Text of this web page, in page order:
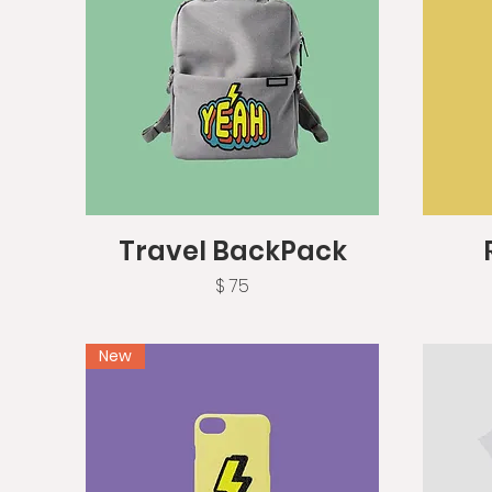
Vista rápida
Travel BackPack
Precio
$ 75
New